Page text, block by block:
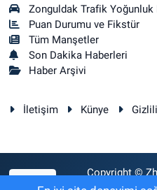
Zonguldak Trafik Yoğunluk
Puan Durumu ve Fikstür
Tüm Manşetler
Son Dakika Haberleri
Haber Arşivi
İletişim Künye
Copyright ©